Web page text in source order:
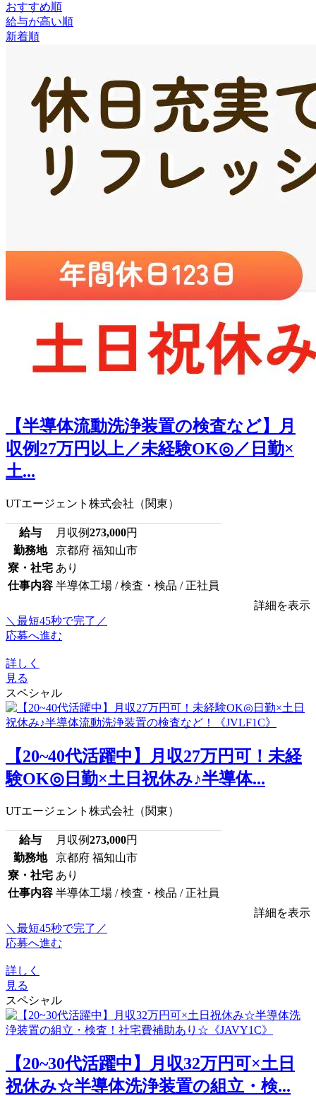
おすすめ順
給与が高い順
新着順
【半導体流動洗浄装置の検査など】月
収例27万円以上／未経験OK◎／日勤×
土...
UTエージェント株式会社（関東）
給与 月収例273,000円
勤務地
京都府 福知山市
寮・社宅 あり
仕事内容 半導体工場 / 検査・検品 / 正社員
詳細を表示
＼最短45秒で完了／
応募へ進む
詳しく
見る
スペシャル
【20~40代活躍中】月収27万円可！未経
験OK◎日勤×土日祝休み♪半導体...
UTエージェント株式会社（関東）
給与 月収例273,000円
勤務地
京都府 福知山市
寮・社宅 あり
仕事内容 半導体工場 / 検査・検品 / 正社員
詳細を表示
＼最短45秒で完了／
応募へ進む
詳しく
見る
スペシャル
【20~30代活躍中】月収32万円可×土日
祝休み☆半導体洗浄装置の組立・検...